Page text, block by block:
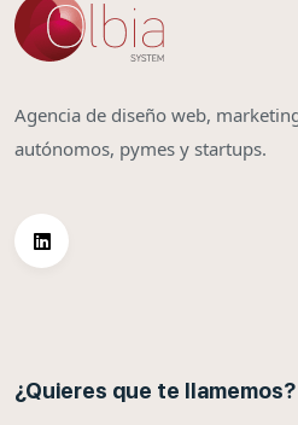
Agencia de diseño web,
autónomos, pymes y startups.
¿Quieres que te llamemos?